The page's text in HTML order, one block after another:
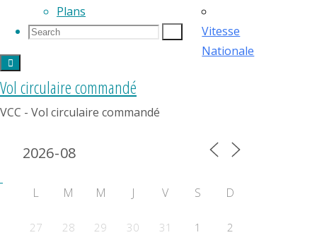
Plans
Search
Search
Vol circulaire commandé
VCC - Vol circulaire commandé
Vitesse
Nationale
Calendrier 2024
L M M J V S D
27 28 29 30 31 1 2